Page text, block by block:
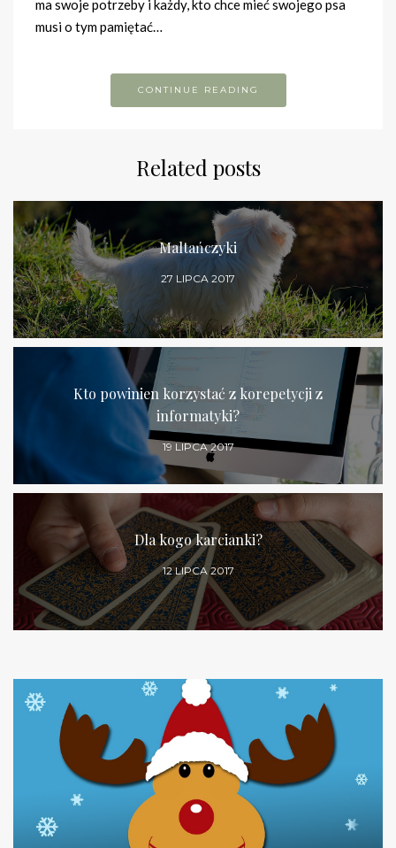
ma swoje potrzeby i każdy, kto chce mieć swojego psa
musi o tym pamiętać…
CONTINUE READING
Related posts
Maltańczyki
27 LIPCA 2017
Kto powinien korzystać z korepetycji z
informatyki?
19 LIPCA 2017
Dla kogo karcianki?
12 LIPCA 2017